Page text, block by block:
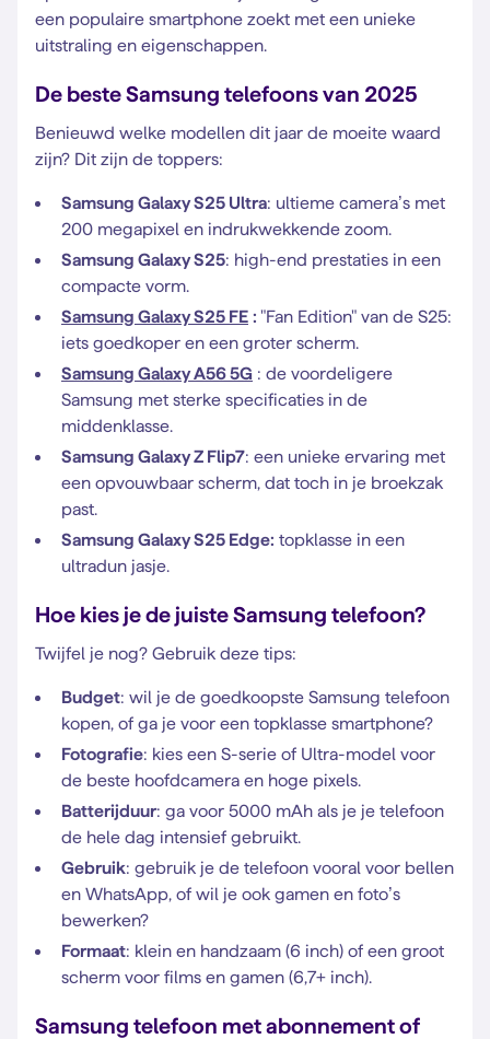
een populaire smartphone zoekt met een unieke
uitstraling en eigenschappen.
De beste Samsung telefoons van 2025
Benieuwd welke modellen dit jaar de moeite waard
zijn? Dit zijn de toppers:
Samsung Galaxy S25 Ultra: ultieme camera’s met
200 megapixel en indrukwekkende zoom.
Samsung Galaxy S25: high-end prestaties in een
compacte vorm.
Samsung Galaxy S25 FE : "Fan Edition" van de S25:
iets goedkoper en een groter scherm.
Samsung Galaxy A56 5G : de voordeligere
Samsung met sterke specificaties in de
middenklasse.
Samsung Galaxy Z Flip7: een unieke ervaring met
een opvouwbaar scherm, dat toch in je broekzak
past.
Samsung Galaxy S25 Edge: topklasse in een
ultradun jasje.
Hoe kies je de juiste Samsung telefoon?
Twijfel je nog? Gebruik deze tips:
Budget: wil je de goedkoopste Samsung telefoon
kopen, of ga je voor een topklasse smartphone?
Fotografie: kies een S-serie of Ultra-model voor
de beste hoofdcamera en hoge pixels.
Batterijduur: ga voor 5000 mAh als je je telefoon
de hele dag intensief gebruikt.
Gebruik: gebruik je de telefoon vooral voor bellen
en WhatsApp, of wil je ook gamen en foto’s
bewerken?
Formaat: klein en handzaam (6 inch) of een groot
scherm voor films en gamen (6,7+ inch).
Samsung telefoon met abonnement of